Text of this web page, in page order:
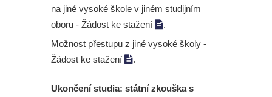
na jiné vysoké škole v jiném studijním
oboru - Žádost ke stažení .
Možnost přestupu z jiné vysoké školy -
Žádost ke stažení .
Ukončení studia: státní zkouška s